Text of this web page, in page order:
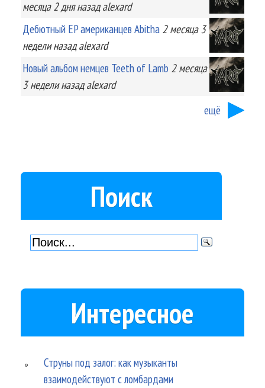
месяца 2 дняназад alexard
Дебютный EP американцев Abitha 2 месяца 3
неделиназад alexard
Новый альбом немцев Teeth of Lamb 2 месяца
3 неделиназад alexard
ещё
Поиск
Интересное
Струны под залог: как музыканты
взаимодействуют с ломбардами